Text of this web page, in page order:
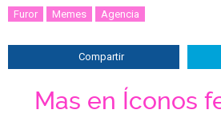
Furor Memes Agencia
Compartir
Mas en Íconos